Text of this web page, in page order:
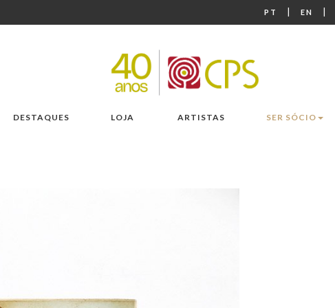
PT | EN |
DESTAQUES LOJA ARTISTAS SER SÓCIO